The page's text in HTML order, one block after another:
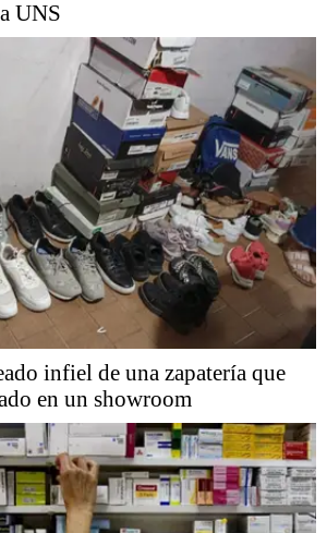
UNS
infiel de una zapatería que
en un showroom